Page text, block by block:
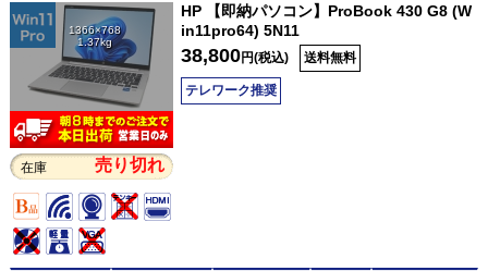
1366×768
1.37kg
在庫 売り切れ
HP 【即納パソコン】ProBook 430 G8 (W
in11pro64) 5N11
38,800円(税込) 送料無料
テレワーク推奨